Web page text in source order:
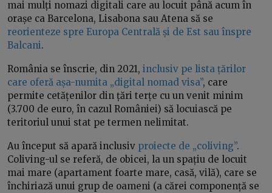
mai mulți nomazi digitali care au locuit până acum în
orașe ca Barcelona, Lisabona sau Atena să se
reorienteze spre Europa Centrală și de Est sau înspre
Balcani.
România se înscrie, din 2021, inclusiv pe lista țărilor
care oferă așa-numita „digital nomad visa”, care
permite cetățenilor din țări terțe cu un venit minim
(3.700 de euro, în cazul României) să locuiască pe
teritoriul unui stat pe termen nelimitat.
Au început să apară inclusiv proiecte de „coliving”.
Coliving-ul se referă, de obicei, la un spațiu de locuit
mai mare (apartament foarte mare, casă, vilă), care se
închiriază unui grup de oameni (a cărei componență se